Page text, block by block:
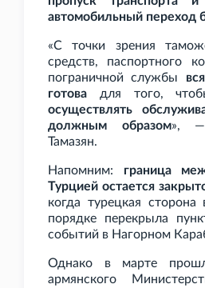
автомобильный переход
«С точки зрения
средств, паспортного
пограничной службы
готова для того,
осуществлять
должным образом», —
Тамазян.
Напомним: граница
Турцией остается
когда турецкая
порядке перекрыла
событий в Нагорном
Однако в марте
армянского